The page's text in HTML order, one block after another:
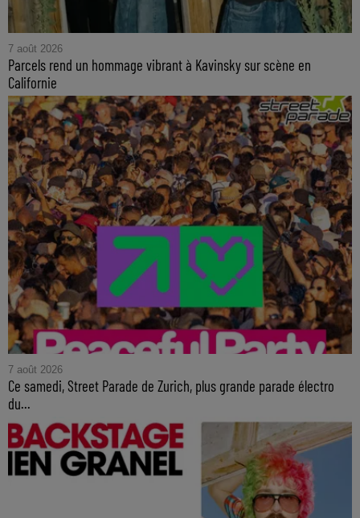
7 août 2026
Parcels rend un hommage vibrant à Kavinsky sur scène en
Californie
7 août 2026
Ce samedi, Street Parade de Zurich, plus grande parade électro
du...